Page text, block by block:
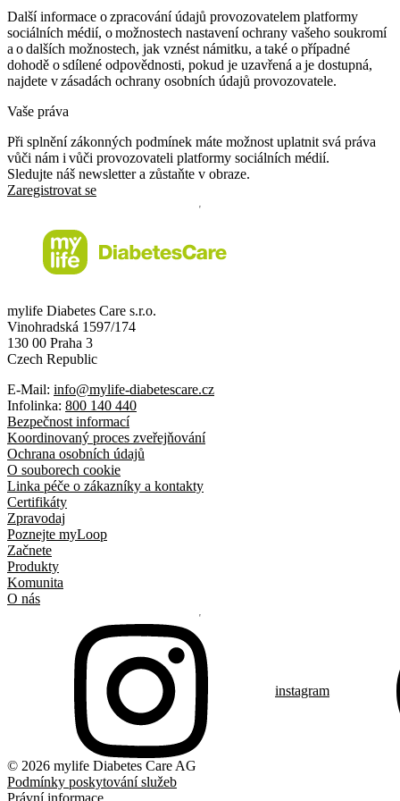
Další informace o zpracování údajů provozovatelem platformy
sociálních médií, o možnostech nastavení ochrany vašeho soukromí
a o dalších možnostech, jak vznést námitku, a také o případné
dohodě o sdílené odpovědnosti, pokud je uzavřená a je dostupná,
najdete v zásadách ochrany osobních údajů provozovatele.
Vaše práva
Při splnění zákonných podmínek máte možnost uplatnit svá práva
vůči nám i vůči provozovateli platformy sociálních médií.
Sledujte náš newsletter a zůstaňte v obraze.
Zaregistrovat se
mylife Diabetes Care s.r.o.
Vinohradská 1597/174
130 00 Praha 3
Czech Republic
E-Mail: info@mylife-diabetescare.cz
Infolinka: 800 140 440
Bezpečnost informací
Koordinovaný proces zveřejňování
Ochrana osobních údajů
O souborech cookie
Linka péče o zákazníky a kontakty
Certifikáty
Zpravodaj
Poznejte myLoop
Začnete
Produkty
Komunita
O nás
instagram
© 2026 mylife Diabetes Care AG
Podmínky poskytování služeb
Právní informace